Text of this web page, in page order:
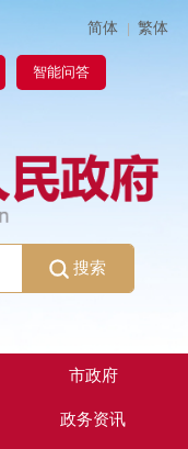
简体 | 繁体
智能问答
搜索
市政府
政务资讯